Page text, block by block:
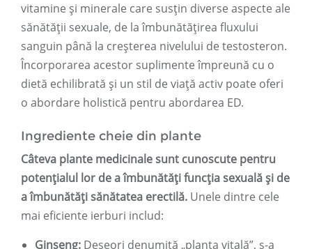
vitamine și minerale care susțin diverse aspecte ale
sănătății sexuale, de la îmbunătățirea fluxului
sanguin până la creșterea nivelului de testosteron.
Încorporarea acestor suplimente împreună cu o
dietă echilibrată și un stil de viață activ poate oferi
o abordare holistică pentru abordarea ED.
Ingrediente cheie din plante
Câteva plante medicinale sunt cunoscute pentru
potențialul lor de a îmbunătăți funcția sexuală și de
a îmbunătăți sănătatea erectilă. Unele dintre cele
mai eficiente ierburi includ:
Ginseng: Deseori denumită „planta vitală”, s-a